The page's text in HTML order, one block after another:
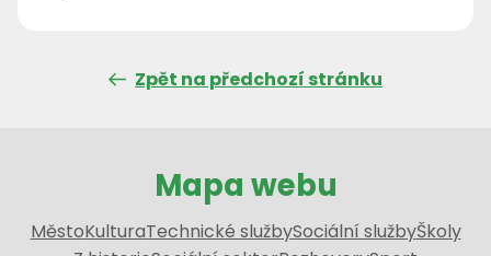
Zpět na předchozí stránku
Mapa webu
MěstoKulturaTechnické službySociální službyŠkoly